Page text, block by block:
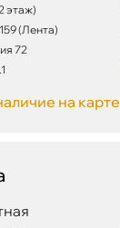
угольный
C
CU1829)
этаж)
(Лента)
72
на карте